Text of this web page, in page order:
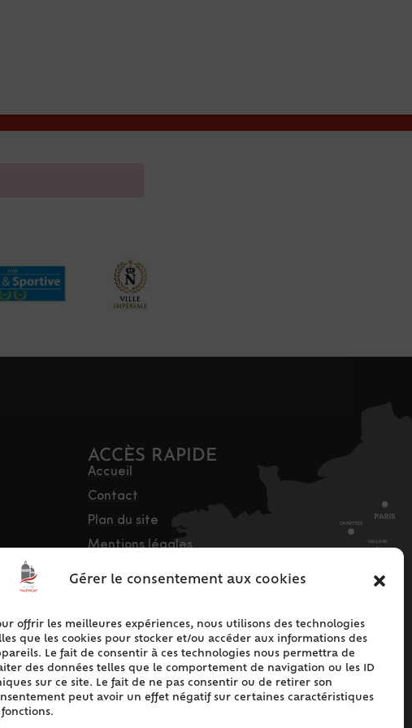
Gérer le consentement aux cookies
offrir les meilleures expériences, nous utilisons des technologies
que les cookies pour stocker et/ou accéder aux informations des
Le fait de consentir à ces technologies nous permettra de
des données telles que le comportement de navigation ou les ID
sur ce site. Le fait de ne pas consentir ou de retirer son
peut avoir un effet négatif sur certaines caractéristiques
ACCÈS RAPIDE
Accueil
Contact
Plan du site
Mentions légales
(UE)